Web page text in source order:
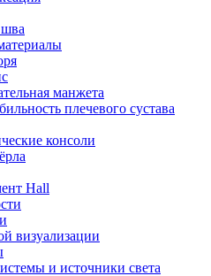
манжета
плечевого сустава
консоли
Hall
визуализации
и источники света